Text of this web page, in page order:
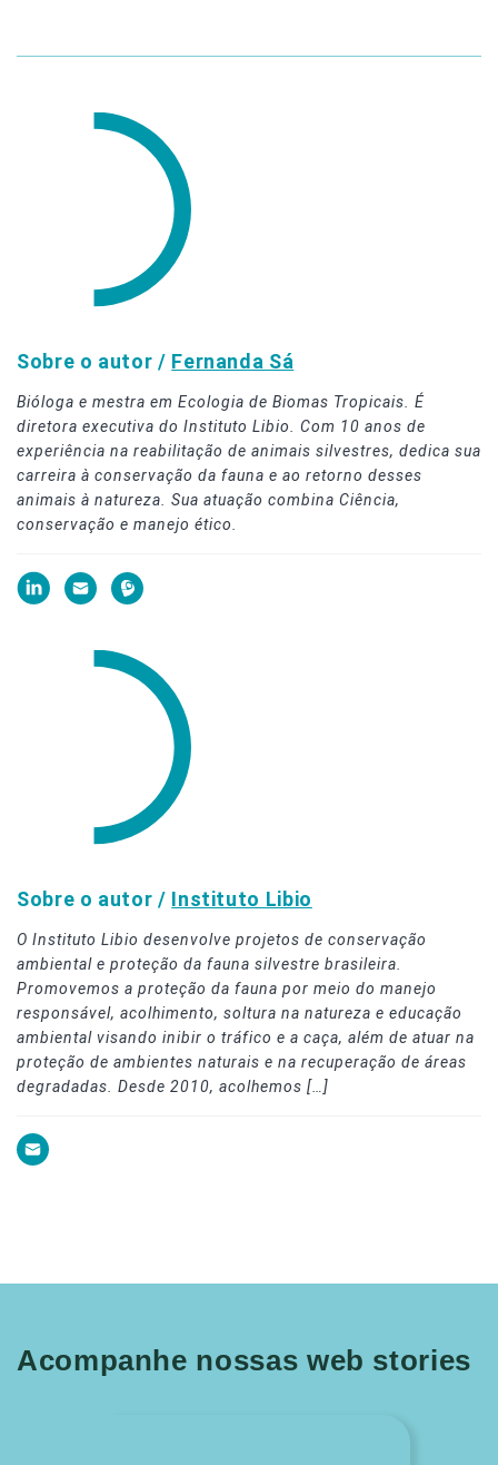
Sobre o autor / Fernanda Sá
Bióloga e mestra em Ecologia de Biomas Tropicais. É
diretora executiva do Instituto Libio. Com 10 anos de
experiência na reabilitação de animais silvestres, dedica sua
carreira à conservação da fauna e ao retorno desses
animais à natureza. Sua atuação combina Ciência,
conservação e manejo ético.
Sobre o autor / Instituto Libio
O Instituto Libio desenvolve projetos de conservação
ambiental e proteção da fauna silvestre brasileira.
Promovemos a proteção da fauna por meio do manejo
responsável, acolhimento, soltura na natureza e educação
ambiental visando inibir o tráfico e a caça, além de atuar na
proteção de ambientes naturais e na recuperação de áreas
degradadas. Desde 2010, acolhemos […]
Acompanhe nossas web stories